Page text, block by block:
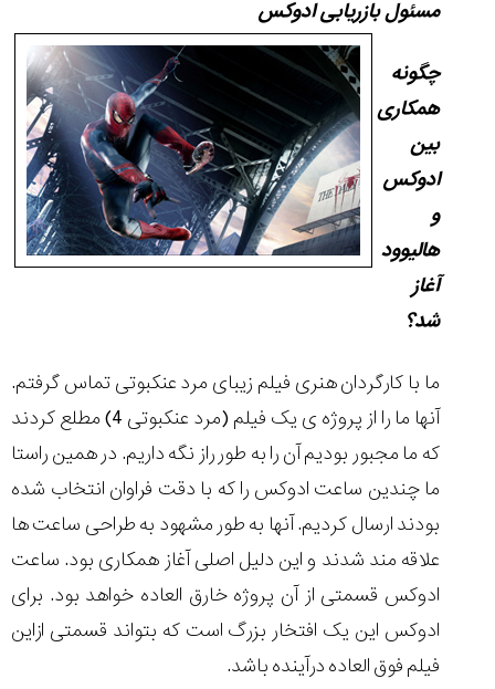
مسئول بازریابی ادوکس
چگونه
همکاری
بین
ادوکس
و
هالیوود
آغاز
شد؟
ما با کارگردان هنری فیلم زیبای مرد عنکبوتی تماس گرفتم.
آنها ما را از پروژه ی یک فیلم (مرد عنکبوتی 4) مطلع کردند
که ما مجبور بودیم آن را به طور راز نگه داریم. در همین راستا
ما چندین ساعت ادوکس را که با دقت فراوان انتخاب شده
بودند ارسال کردیم. آنها به طور مشهود به طراحی ساعت ها
علاقه مند شدند و این دلیل اصلی آغاز همکاری بود. ساعت
ادوکس قسمتی از آن پروژه خارق العاده خواهد بود. برای
ادوکس این یک افتخار بزرگ است که بتواند قسمتی ازاین
فیلم فوق العاده درآینده باشد.
۱۴۰۵/۵/۱۳